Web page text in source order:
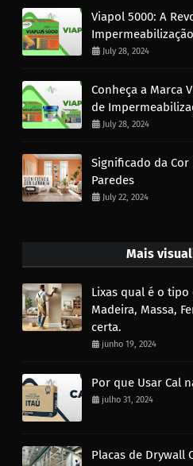
Viapol 5000: A
Impermeabilização
July 28, 2024
Conheça a Marca
de
July 28, 2024
Significado da
Paredes
July 22, 2024
Mais
Lixas qual é o tipo
Madeira, Massa,
certa.
junho 19, 2024
Por que Usar Cal
julho 31, 2024
Placas de Drywall